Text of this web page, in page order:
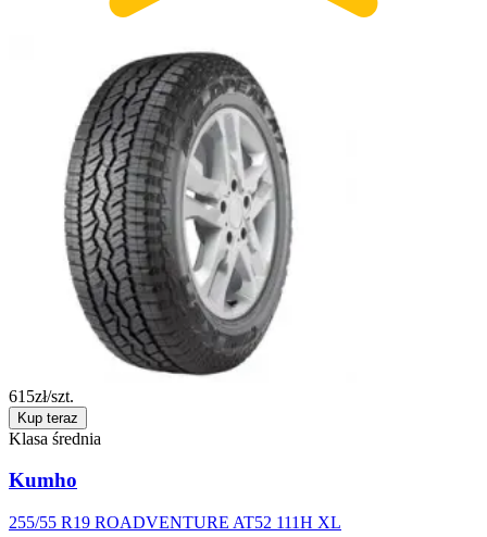
615zł/szt.
Kup teraz
Klasa średnia
Kumho
255/55 R19 ROADVENTURE AT52 111H XL